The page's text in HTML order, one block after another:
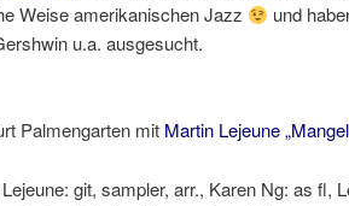
Weise amerikanischen Jazz
und
u.a. ausgesucht.
Palmengarten mit Martin Lejeune
git, sampler, arr., Karen Ng: as fl,